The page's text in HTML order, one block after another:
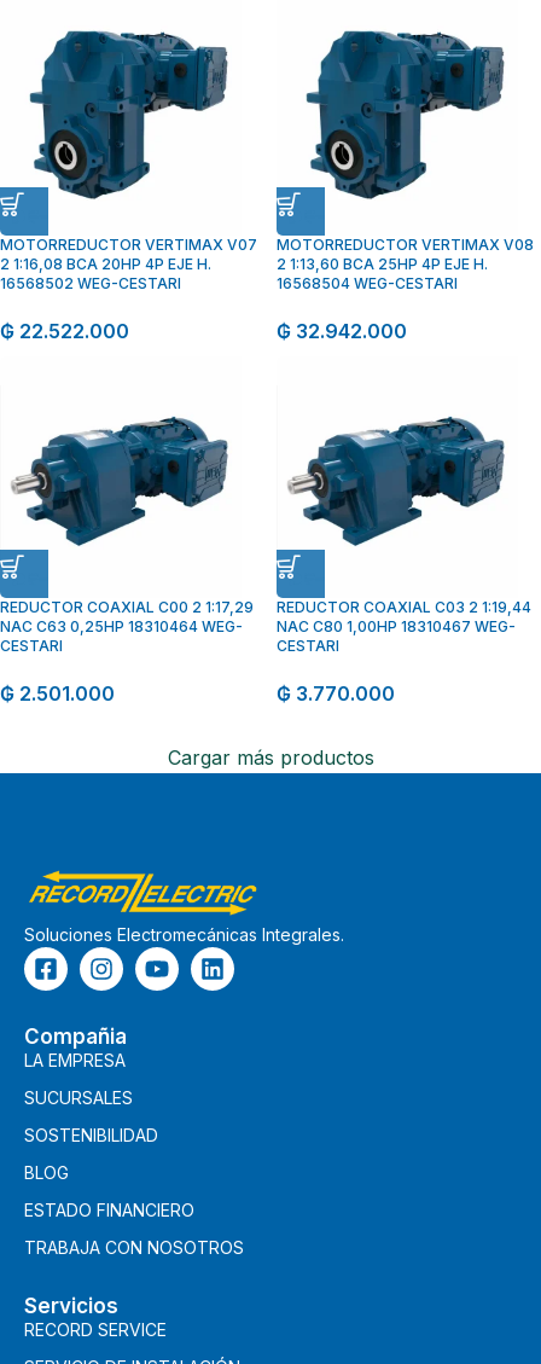
MOTORREDUCTOR VERTIMAX V07
2 1:16,08 BCA 20HP 4P EJE H.
16568502 WEG-CESTARI
₲ 22.522.000
MOTORREDUCTOR VERTIMAX V08
2 1:13,60 BCA 25HP 4P EJE H.
16568504 WEG-CESTARI
₲ 32.942.000
REDUCTOR COAXIAL C00 2 1:17,29
NAC C63 0,25HP 18310464 WEG-
CESTARI
₲ 2.501.000
REDUCTOR COAXIAL C03 2 1:19,44
NAC C80 1,00HP 18310467 WEG-
CESTARI
₲ 3.770.000
Cargar más productos
Soluciones Electromecánicas Integrales.
Compañia
LA EMPRESA
SUCURSALES
SOSTENIBILIDAD
BLOG
ESTADO FINANCIERO
TRABAJA CON NOSOTROS
Servicios
RECORD SERVICE